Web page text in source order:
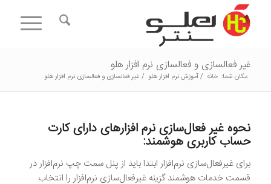
غیر فعالسازی و فعالسازی نرم افزار هلو
مکان شما: خانه /آموزش نرم افزار هلو / غیر فعالسازی و فعالسازی نرم افزار هلو
نحوه غیر فعال‌سازی نرم‌ افزارهای دارای کارت
حساب کاربری هوشمند:
برای غیرفعال‌سازی نرم‌افزار ابتدا باید از پنل سمت چپ نرم‌افزار در
قسمت خدمات هوشمند گزینه غیرفعال‌سازی نرم‌افزار را انتخاب